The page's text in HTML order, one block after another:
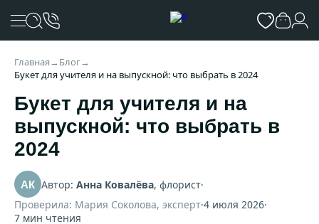
Главная→ Блог→
Букет для учителя и на выпускной: что выбрать в 2024
Букет для учителя и на
выпускной: что выбрать в
2024
АК Автор: Анна Ковалёва, флорист·
Проверила: Мария Соколова, эксперт·4 июля 2026·
7 мин чтения